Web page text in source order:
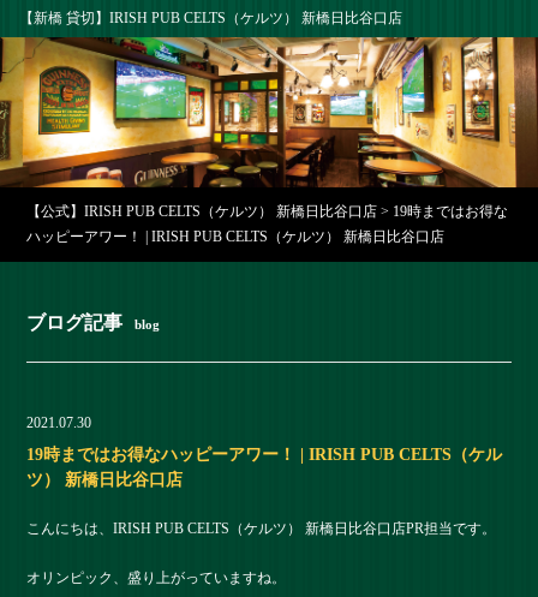
【新橋 貸切】IRISH PUB CELTS（ケルツ） 新橋日比谷口店
【公式】IRISH PUB CELTS（ケルツ） 新橋日比谷口店 > 19時まではお得な
ハッピーアワー！ | IRISH PUB CELTS（ケルツ） 新橋日比谷口店
ブログ記事 blog
2021.07.30
19時まではお得なハッピーアワー！ | IRISH PUB CELTS（ケル
ツ） 新橋日比谷口店
こんにちは、IRISH PUB CELTS（ケルツ） 新橋日比谷口店PR担当です。
オリンピック、盛り上がっていますね。